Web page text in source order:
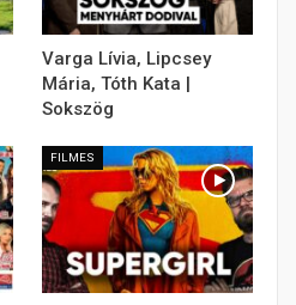
Varga Lívia, Lipcsey
Mária, Tóth Kata |
Sokszög
FILMES